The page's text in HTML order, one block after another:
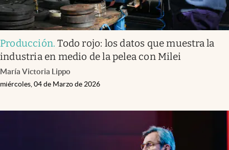
Producción.Todo rojo: los datos que muestra la
industria en medio de la pelea con Milei
María Victoria Lippo
miércoles, 04 de Marzo de 2026